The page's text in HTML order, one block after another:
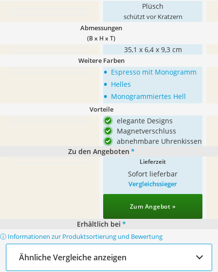
Plüsch
schützt vor Kratzern
Abmessungen
(B x H x T)
35,1 x 6,4 x 9,3 cm
Weitere Farben
• Espresso mit Monogramm
• Helles
• Monogrammiertes Hell
Vorteile
elegante Designs
Magnetverschluss
abnehmbare Uhrenkissen
Zu den Angeboten *
Lieferzeit
Sofort lieferbar
Vergleichssieger
Zum Angebot »
Erhältlich bei *
ⓘ Informationen zur Produktsortierung und Bewertung
Ähnliche Vergleiche anzeigen